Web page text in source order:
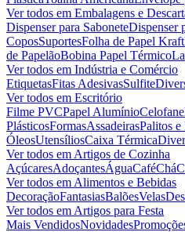
Ver todos em Embalagens e
Dispenser para SaboneteDispenser
CoposSuportesFolha de Papel Kraft
de PapelãoBobina Papel Térmico
Ver todos em Indústria e Comércio
EtiquetasFitas AdesivasSulfite
Ver todos em Escritório
Filme PVCPapel AlumínioCelofane
PlásticosFormasAssadeirasPalitos e
ÓleosUtensíliosCaixa Térmica
Ver todos em Artigos de Cozinha
AçúcaresAdoçantesÁguaCaféChá
Ver todos em Alimentos e Bebidas
DecoraçãoFantasiasBalõesVelas
Ver todos em Artigos para Festa
Mais VendidosNovidades